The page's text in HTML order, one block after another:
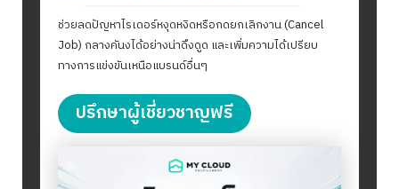
ช่วยลดปัญหาไรเดอร์หงุดหงิดหรือกดยกเลิกงาน (Cancel
Job) กลางคันงได้อย่างน่าดึงดูด และเพิ่มความได้เปรียบ
ทางการแข่งขันเหนือแบรนด์อื่นๆ
ปรึกษาผู้เชี่ยวชาญฟรี